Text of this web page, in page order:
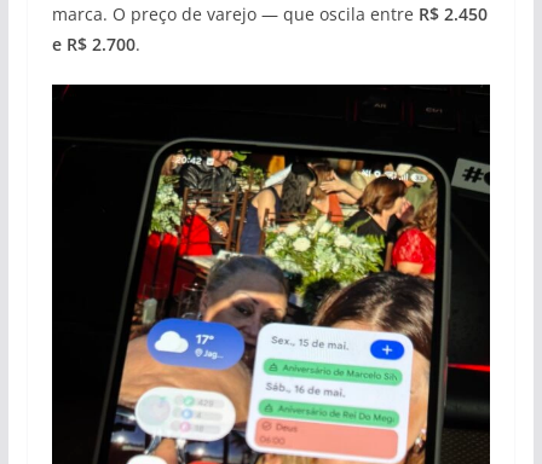
marca. O preço de varejo — que oscila entre R$ 2.450
e R$ 2.700.